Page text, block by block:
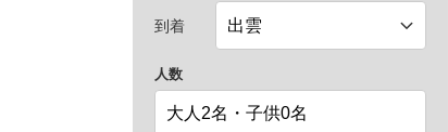
到着
人数